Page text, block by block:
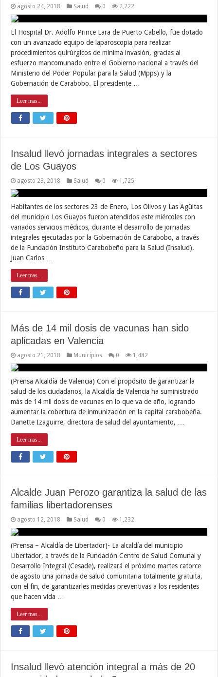
agosto 24, 2018 Salud 0 2,222
El Hospital Dr. Adolfo Prince Lara de Puerto Cabello, fue dotado
con un avanzado equipo de laparoscopia para realizar
procedimientos quirúrgicos de mínima invasión, gracias al
esfuerzo mancomunado entre el Gobierno nacional a través del
Ministerio del Poder Popular para la Salud (Mpps) y la
Gobernación de Carabobo. El presidente …
Leer mas...
Insalud llevó jornadas integrales a sectores
de Los Guayos
agosto 23, 2018 Salud 0 1,725
Habitantes de los sectores 23 de Enero, Los Olivos y Las Agüitas
del municipio Los Guayos fueron atendidos este miércoles con
variados servicios médicos, durante el desarrollo de jornadas
integrales ejecutadas por la Gobernación de Carabobo, a través
de la Fundación Instituto Carabobeño para la Salud (Insalud).
Juan Carlos …
Leer mas...
Más de 14 mil dosis de vacunas han sido
aplicadas en Valencia
agosto 21, 2018 Municipios 0 1,482
(Prensa Alcaldía de Valencia) Con el propósito de garantizar la
salud de los ciudadanos, la Alcaldía de Valencia ha suministrado
más de 14 mil dosis de vacunas en lo que va de año, logrando
aumentar la cobertura de inmunización en la capital carabobeña.
Danette Izaguirre, directora de salud del ayuntamiento, …
Leer mas...
Alcalde Juan Perozo garantiza la salud de las
familias libertadorenses
agosto 12, 2018 Salud 0 1,232
(Prensa – Alcaldía de Libertador)- La alcaldía del municipio
Libertador, a través de la Fundación Centro de Salud Comunal y
Desarrollo Integral (Cesade), realizará el próximo martes catorce
de agosto una jornada de salud comunitaria totalmente gratuita,
con el fin, de garantizarles medidas preventivas a los residentes
que hacen vida …
Leer mas...
Insalud llevó atención integral a más de 20